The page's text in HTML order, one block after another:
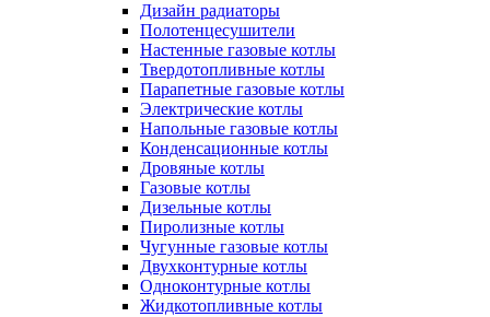
Дизайн радиаторы
Полотенцесушители
Настенные газовые котлы
Твердотопливные котлы
Парапетные газовые котлы
Электрические котлы
Напольные газовые котлы
Конденсационные котлы
Дровяные котлы
Газовые котлы
Дизельные котлы
Пиролизные котлы
Чугунные газовые котлы
Двухконтурные котлы
Одноконтурные котлы
Жидкотопливные котлы